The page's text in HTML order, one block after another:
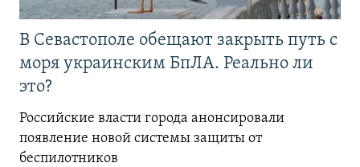
В Севастополе обещают закрыть путь с
моря украинским БпЛА. Реально ли
это?
Российские власти города анонсировали
появление новой системы защиты от
беспилотников